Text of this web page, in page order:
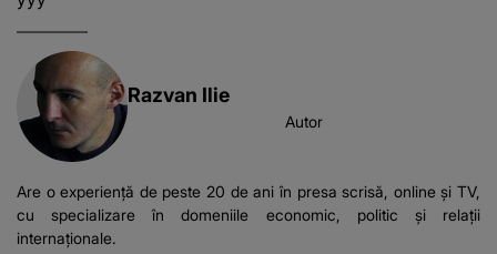
Razvan Ilie
Autor
Are o experiență de peste 20 de ani în presa scrisă, online și TV,
cu specializare în domeniile economic, politic și relații
internaționale.